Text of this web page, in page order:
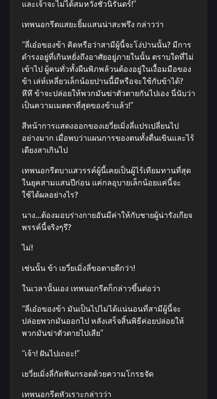
และเจ้าจะไม่ได้สมหวังชั่วนิรันดร์!”
เทพนอกรีตแสยะยิ้มแสนน่าสะพรึง กล่าวว่า
“ลี่เอ๋อของข้า คิดหรือว่าสามีผู้นี้จะโง่ปานนั้น? มีการ
ดำรงอยู่ที่เกินหยั่งถึงอาศัยอยู่ภายในนั้น ตราบใดที่ไม่
เข้าไป ผู้คนทั่วทั้งผืนพิภพล้วนต้องอยู่ในเงื้อมมือของ
ข้า เล่ห์เหลี่ยวเล็กน้อยปานนี้มีหรือจะใช้กับข้าได้?
หึหึ ข้าจะปล่อยให้พวกมันฆ่าตัวตายกันไปเอง นี่นับว่า
เป็นความเมตตาที่สุดของข้าแล้ว!”
สีหน้าการแสดงออกของเยวี่ยเมิ่งลี่แปรเปลี่ยนไป
อย่างมาก เมื่อพบว่าแผนการของตนทั้งตื่นเขินและไร้
เดียงสาเกินไป
เทพนอกรีตบาแสวรรค์ผู้นี้เคยเป็นผู้ไร้เทียมทานที่สุด
ในยุคสามแสนปีก่อน แค่กลอุบายเล็กน้อยแค่นี้จะ
ใช้ได้ผลอย่างไร?
นาง…ต้องมอบร่างกายอันมีค่าให้กับชายผู้น่ารังเกียจ
พรรค์นี้จริงๆรึ?
ไม่!
เช่นนั้น ข้า เยวี่ยเมิ่งลี่ขอตายดีกว่า!
ในเวลานั้นเอง เทพนอกรีตก็กล่าวขึ้นต่อว่า
“ลี่เอ๋อของข้า มันเป็นไปไม่ได้แน่นอนที่สามีผู้นี้จะ
ปล่อยพวกมันออกไป หลังเสร็จสิ้นพิธีค่อยปล่อยให้
พวกมันฆ่าตัวตายไปเสีย”
“เจ้า! ฝันไปเถอะ!”
เยวี่ยเมิ่งลี่กัดฟันกรอดด้วยความโกรธจัด
เทพนอกรีตหัวเราะกล่าวว่า